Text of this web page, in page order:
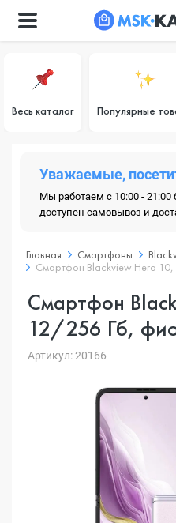
Весь каталог Популярные
Уважаемые,
Мы работаем с 10:00 -
доступен самовывоз и
Главная Смартфоны
Смартфон Blackview Hero
Смартфон
12/256 Гб,
Артикул: 20166